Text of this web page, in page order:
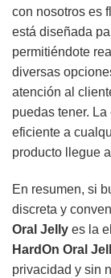
con nosotros es
está diseñada
permitiéndote
diversas
atención al
puedas tener.
eficiente a
producto llegue
En resumen, si
discreta y
Oral Jelly es la
HardOn Oral
privacidad y sin